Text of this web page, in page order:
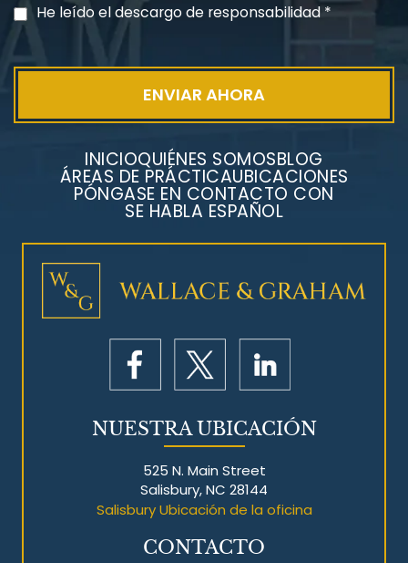
He leído el descargo de responsabilidad*
INICIOQUIÉNES SOMOSBLOG
ÁREAS DE PRÁCTICAUBICACIONES
PÓNGASE EN CONTACTO CON
SE HABLA ESPAÑOL
NUESTRA UBICACIÓN
525 N. Main Street
Salisbury, NC 28144
Salisbury Ubicación de la oficina
CONTACTO